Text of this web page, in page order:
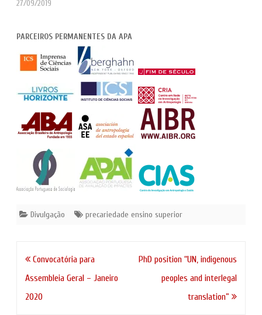
27/09/2019
PARCEIROS PERMANENTES DA APA
Divulgação precariedade ensino superior
Navegação
de
artigos
Convocatória para
Assembleia Geral – Janeiro
2020
PhD position “UN, indigenous
peoples and interlegal
translation”